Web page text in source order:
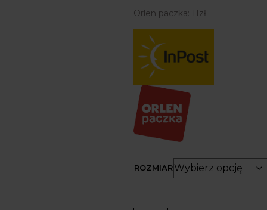
Orlen paczka: 11zł
ROZMIAR